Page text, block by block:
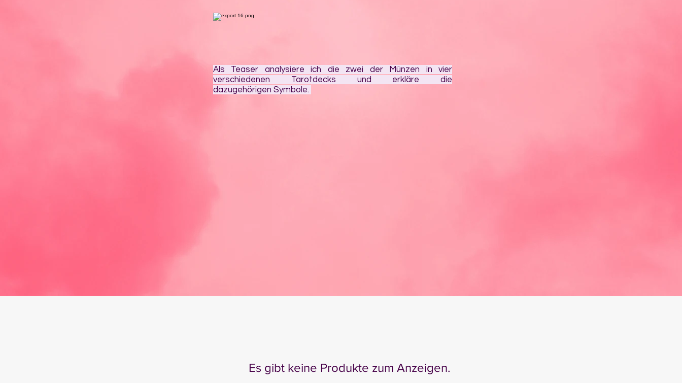
Als Teaser analysiere ich die zwei der Münzen in vier
verschiedenen Tarotdecks und erkläre die
dazugehörigen Symbole.
Es gibt keine Produkte zum Anzeigen.